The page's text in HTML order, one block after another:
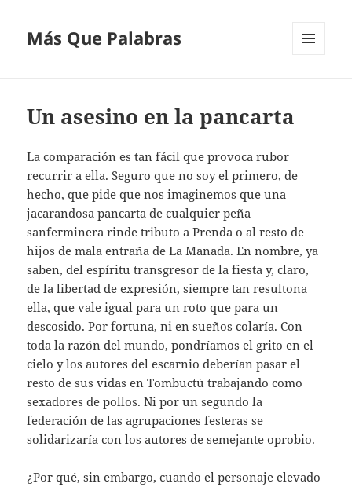
Más Que Palabras
Un asesino en la pancarta
La comparación es tan fácil que provoca rubor
recurrir a ella. Seguro que no soy el primero, de
hecho, que pide que nos imaginemos que una
jacarandosa pancarta de cualquier peña
sanferminera rinde tributo a Prenda o al resto de
hijos de mala entraña de La Manada. En nombre, ya
saben, del espíritu transgresor de la fiesta y, claro,
de la libertad de expresión, siempre tan resultona
ella, que vale igual para un roto que para un
descosido. Por fortuna, ni en sueños colaría. Con
toda la razón del mundo, pondríamos el grito en el
cielo y los autores del escarnio deberían pasar el
resto de sus vidas en Tombuctú trabajando como
sexadores de pollos. Ni por un segundo la
federación de las agrupaciones festeras se
solidarizaría con los autores de semejante oprobio.
¿Por qué, sin embargo, cuando el personaje elevado